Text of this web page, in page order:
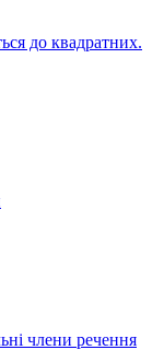
до квадратних.
члени речення